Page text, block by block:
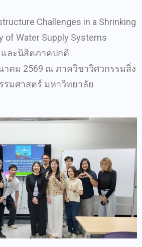
Challenges in a Shrinking
of Water Supply Systems
ละนิสิตภาคปกติ
คม 2569 ณ ภาควิชาวิศวกรรมสิ่ง
มศาสตร์ มหาวิทยาลัย